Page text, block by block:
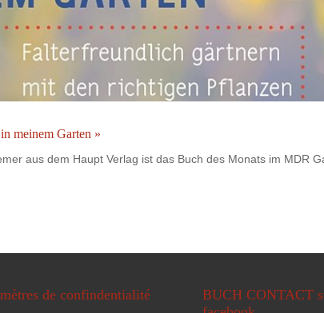
meinem Garten »
aus dem Haupt Verlag ist das Buch des Monats im MDR
de confindentialité
BUCH CONTACT